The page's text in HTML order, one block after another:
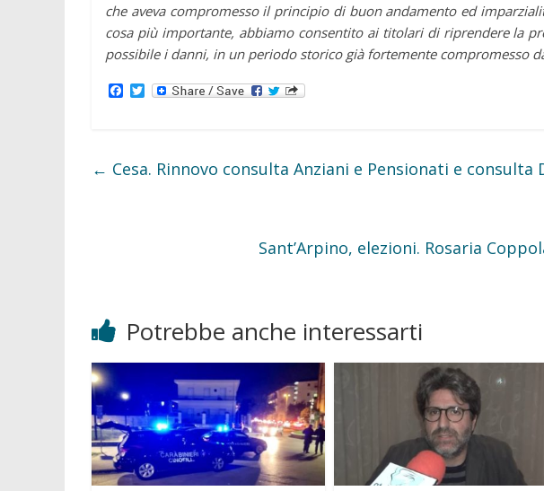
che aveva compromesso il principio di buon andamento ed
cosa più importante, abbiamo consentito ai titolari di riprendere la
possibile i danni, in un periodo storico già fortemente compromesso
o
o
T
e
r
← Cesa. Rinnovo consulta Anziani e Pensionati e consulta
Sant’Arpino, elezioni. Rosaria
Potrebbe anche interessarti